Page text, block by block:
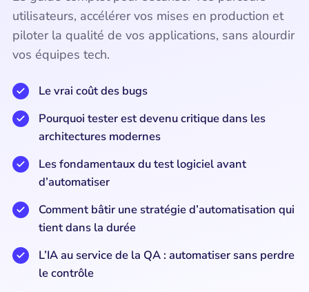
utilisateurs, accélérer vos mises en production et
piloter la qualité de vos applications, sans alourdir
vos équipes tech.
Le vrai coût des bugs
Pourquoi tester est devenu critique dans les
architectures modernes
Les fondamentaux du test logiciel avant
d’automatiser
Comment bâtir une stratégie d’automatisation qui
tient dans la durée
L’IA au service de la QA : automatiser sans perdre
le contrôle